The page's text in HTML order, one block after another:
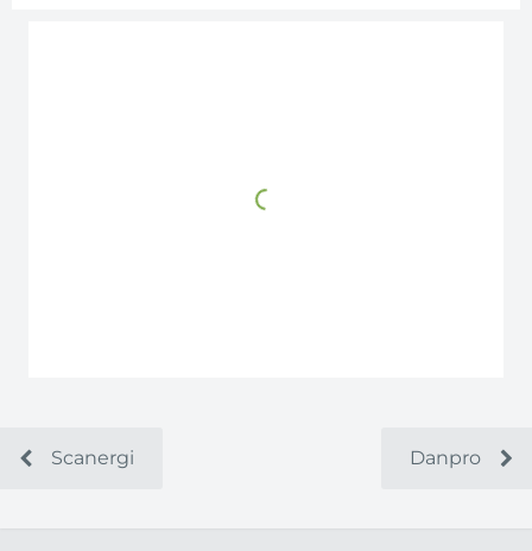
Scanergi Danpro